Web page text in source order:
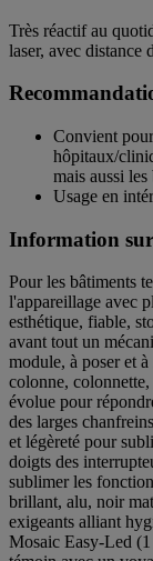
Très réactif au
laser, avec distance
Convient
hôpitaux/
mais aussi
Usage en
Information
Pour les bâtiments
l'appareillage avec
esthétique, fiable,
avant tout un
module, à poser et
colonne,
évolue pour
des larges
et légèreté pour
doigts des
sublimer les
brillant, alu, noir
exigeants alliant
Mosaic Easy-Led